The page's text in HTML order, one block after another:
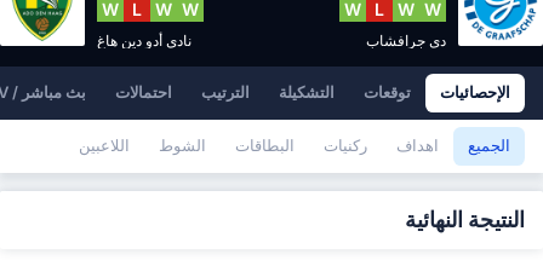
W
W
L
W
دي جرافشاب
W
W
L
W
نادي أدو دين هاغ
الإحصائيات توقعات التشكيلة الترتيب احتمالات بث مباشر / TV
الجميع اهداف ركنيات البطاقات الشوط اللاعبين
النتيجة النهائية